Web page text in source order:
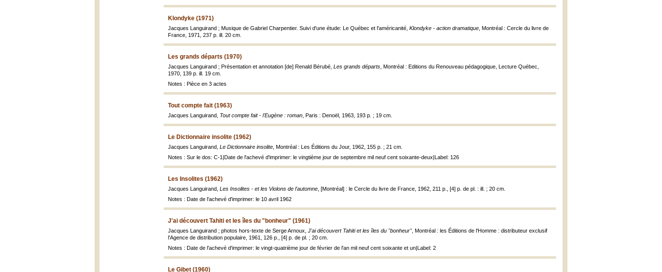
Klondyke (1971)
Jacques Languirand ; Musique de Gabriel Charpentier. Suivi d'une étude: Le Québec et l'américanité, Klondyke - action dramatique , Montréal : Cercle du livre de
France, 1971, 237 p. ill. 20 cm.
Les grands départs (1970)
Jacques Languirand ; Présentation et annotation [de] Renald Bérubé, Les grands départs , Montréal : Editions du Renouveau pédagogique, Lecture Québec,
1970, 139 p. ill. 19 cm.
Notes : Pièce en 3 actes
Tout compte fait (1963)
Jacques Languirand, Tout compte fait - l'Eugène : roman , Paris : Denoël, 1963, 193 p. ; 19 cm.
Le Dictionnaire insolite (1962)
Jacques Languirand, Le Dictionnaire insolite , Montréal : Les Éditions du Jour, 1962, 155 p. ; 21 cm.
Notes : Sur le dos: C-1|Date de l'achevé d'imprimer: le vingtième jour de septembre mil neuf cent soixante-deux|Label: 126
Les Insolites (1962)
Jacques Languirand, Les Insolites - et les Violons de l'automne , [Montréal] : le Cercle du livre de France, 1962, 211 p., [4] p. de pl. : ill. ; 20 cm.
Notes : Date de l'achevé d'imprimer: le 10 avril 1962
J'ai découvert Tahiti et les îles du "bonheur" (1961)
Jacques Languirand ; photos hors-texte de Serge Arnoux, J'ai découvert Tahiti et les îles du "bonheur", Montréal : les Éditions de l'Homme : distributeur exclusif
l'Agence de distribution populaire, 1961, 126 p., [4] p. de pl. ; 20 cm.
Notes : Date de l'achevé d'imprimer: le vingt-quatrième jour de février de l'an mil neuf cent soixante et un|Label: 2
Le Gibet (1960)